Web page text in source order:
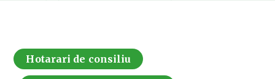
Hotarari de consiliu